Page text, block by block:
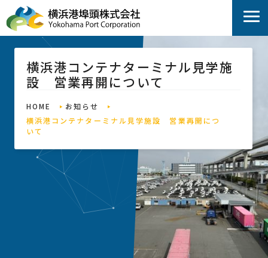
横浜港コンテナターミナル見学施
設 営業再開について
HOME
お知らせ
横浜港コンテナターミナル見学施設 営業再開につ
いて